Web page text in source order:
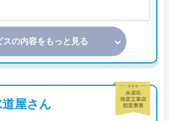
スの内容をもっと見る
屋さん